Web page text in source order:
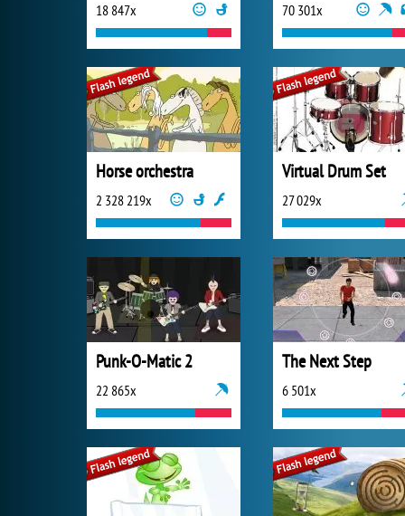
18 847x 70 301x
Horse orchestra
2 328 219x
Virtual Drum Set
27 029x
Punk-O-Matic 2
22 865x
The Next Step
6 501x